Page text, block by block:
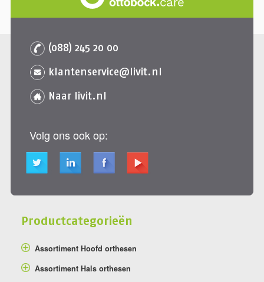
(088) 245 20 00
klantenservice@livit.nl
Naar livit.nl
Volg ons ook op:
Productcategorieën
Assortiment Hoofd orthesen
Assortiment Hals orthesen